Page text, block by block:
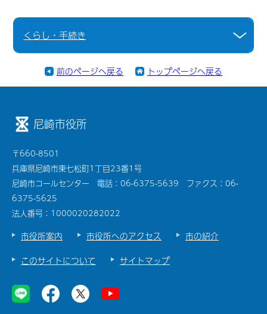
くらし・手続き
前のページへ戻る トップページへ戻る
尼崎市役所
〒660-8501
兵庫県尼崎市東七松町1丁目23番1号
尼崎市コールセンター 電話：06-6375-5639 ファクス：06-
6375-5625
法人番号：1000020282022
市役所案内 市役所へのアクセス
市の紹介
このサイトについて
サイトマップ